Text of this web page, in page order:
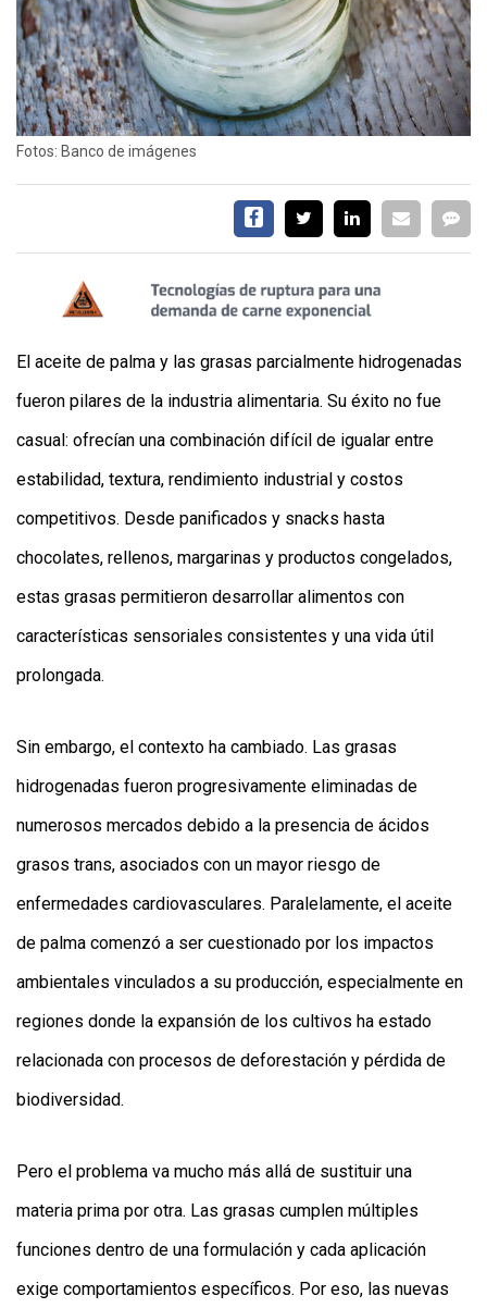
CONTÁCTENOS
AYUDA
TÉRMINOS
PRIVACIDAD
SITIO
Fotos: Banco de imágenes
El aceite de palma y las grasas parcialmente hidrogenadas
fueron pilares de la industria alimentaria. Su éxito no fue
casual: ofrecían una combinación difícil de igualar entre
estabilidad, textura, rendimiento industrial y costos
competitivos. Desde panificados y snacks hasta
chocolates, rellenos, margarinas y productos congelados,
estas grasas permitieron desarrollar alimentos con
características sensoriales consistentes y una vida útil
prolongada.
Sin embargo, el contexto ha cambiado. Las grasas
hidrogenadas fueron progresivamente eliminadas de
numerosos mercados debido a la presencia de ácidos
grasos trans, asociados con un mayor riesgo de
enfermedades cardiovasculares. Paralelamente, el aceite
de palma comenzó a ser cuestionado por los impactos
ambientales vinculados a su producción, especialmente en
regiones donde la expansión de los cultivos ha estado
relacionada con procesos de deforestación y pérdida de
biodiversidad.
Pero el problema va mucho más allá de sustituir una
materia prima por otra. Las grasas cumplen múltiples
funciones dentro de una formulación y cada aplicación
exige comportamientos específicos. Por eso, las nuevas